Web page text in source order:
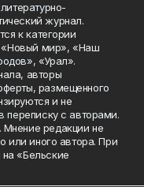
журнал.
к категории
«Новый мир», «Наш
«Урал».
авторы
размещенного
и не
переписку с авторами.
редакции не
или иного автора. При
«Бельские